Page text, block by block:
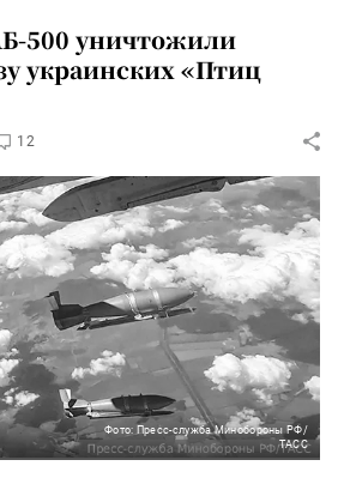
500 уничтожили
украинских «Птиц
12
Фото: Пресс-служба Минобороны РФ/
ТАСС